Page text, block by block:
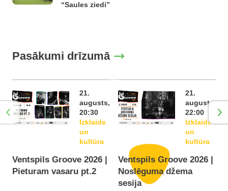
“Saules ziedi”
Pasākumi drīzumā
21.
augusts,
20:30
Izklaide
un
kultūra
Ventspils Groove 2026 |
Pieturam vasaru pt.2
21.
augusts,
22:00
Izklaide
un
kultūra
Ventspils Groove 2026 |
Noslēguma džema
sesija